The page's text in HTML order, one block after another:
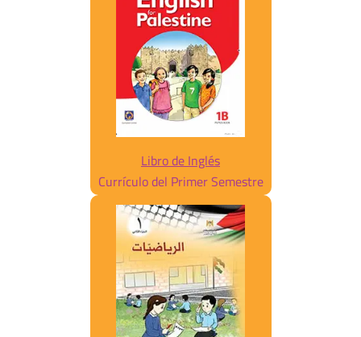
Libro de Inglés
Currículo del Primer Semestre